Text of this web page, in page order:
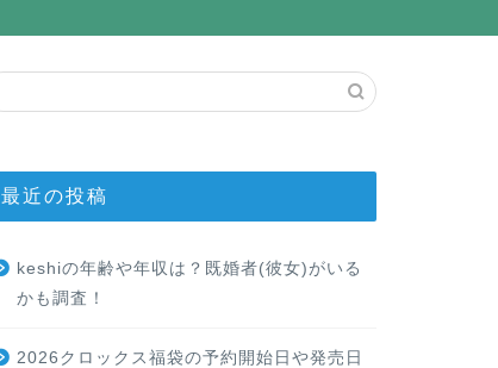
最近の投稿
keshiの年齢や年収は？既婚者(彼女)がいる
かも調査！
2026クロックス福袋の予約開始日や発売日